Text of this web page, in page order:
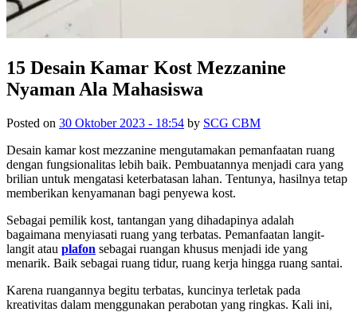
15 Desain Kamar Kost Mezzanine
Nyaman Ala Mahasiswa
Posted on 30 Oktober 2023 - 18:54 by SCG CBM
Desain kamar kost mezzanine mengutamakan pemanfaatan ruang
dengan fungsionalitas lebih baik. Pembuatannya menjadi cara yang
brilian untuk mengatasi keterbatasan lahan. Tentunya, hasilnya tetap
memberikan kenyamanan bagi penyewa kost.
Sebagai pemilik kost, tantangan yang dihadapinya adalah
bagaimana menyiasati ruang yang terbatas. Pemanfaatan langit-
langit atau plafon sebagai ruangan khusus menjadi ide yang
menarik. Baik sebagai ruang tidur, ruang kerja hingga ruang santai.
Karena ruangannya begitu terbatas, kuncinya terletak pada
kreativitas dalam menggunakan perabotan yang ringkas. Kali ini,